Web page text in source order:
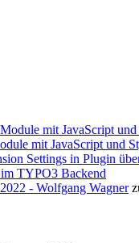
mit JavaScript und
mit JavaScript und
Settings in Plugin
TYPO3 Backend
- Wolfgang Wagner